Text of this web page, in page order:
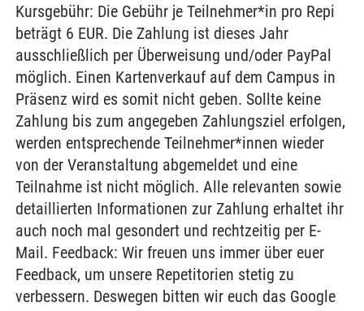
Kursgebühr: Die Gebühr je Teilnehmer*in pro Repi
beträgt 6 EUR. Die Zahlung ist dieses Jahr
ausschließlich per Überweisung und/oder PayPal
möglich. Einen Kartenverkauf auf dem Campus in
Präsenz wird es somit nicht geben. Sollte keine
Zahlung bis zum angegeben Zahlungsziel erfolgen,
werden entsprechende Teilnehmer*innen wieder
von der Veranstaltung abgemeldet und eine
Teilnahme ist nicht möglich. Alle relevanten sowie
detaillierten Informationen zur Zahlung erhaltet ihr
auch noch mal gesondert und rechtzeitig per E-
Mail. Feedback: Wir freuen uns immer über euer
Feedback, um unsere Repetitorien stetig zu
verbessern. Deswegen bitten wir euch das Google